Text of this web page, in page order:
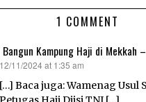
1 COMMENT
Kampung Haji di
12/11/2024 at 1:35 am
[…] Baca juga: Wamenag Usul